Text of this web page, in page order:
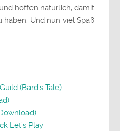
hoffen natürlich, damit
Und nun viel Spaß
(Bard’s Tale)
Let’s Play